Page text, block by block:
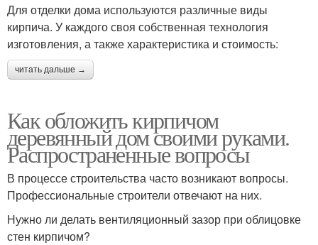
Для отделки дома используются различные виды
кирпича. У каждого своя собственная технология
изготовления, а также характеристика и стоимость:
читать дальше →
Как обложить кирпичом
деревянный дом своими руками.
Распространенные вопросы
В процессе строительства часто возникают вопросы.
Профессиональные строители отвечают на них.
Нужно ли делать вентиляционный зазор при облицовке
стен кирпичом?